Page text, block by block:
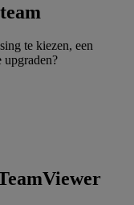
te kiezen, een
upgraden?